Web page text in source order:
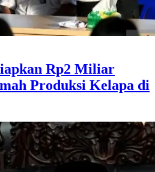
Rp2 Miliar
Produksi Kelapa di